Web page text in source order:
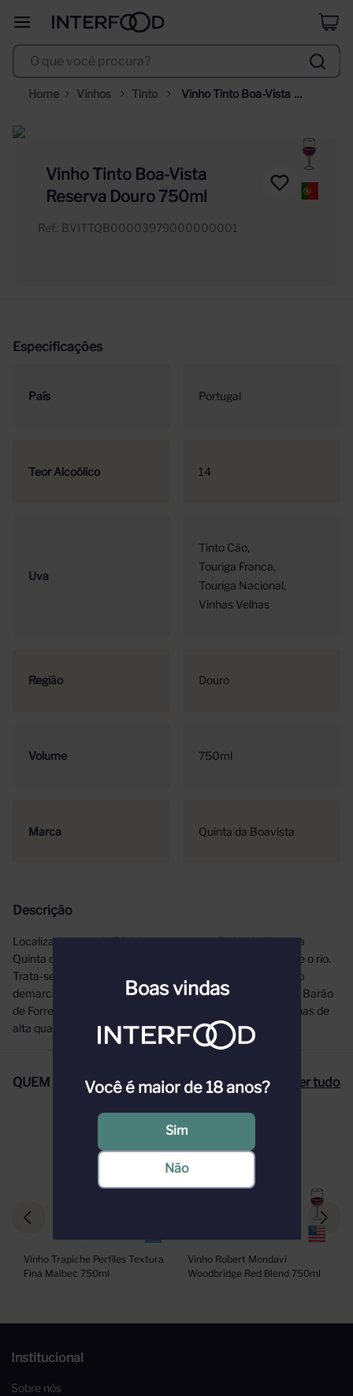
O que você procura?
Vinhos Tinto
Vinho Tinto Boa-Vista
Vinho Tinto Boa-Vista
Reserva Douro 750ml
Ref. : BVITTQB00003979000000001
Especificações
País Portugal
Teor Alcoólico 14
Uva
Tinto Cão
Touriga Franca
Touriga Nacional
Vinhas Velhas
Região Douro
Volume 750ml
Marca Quinta da Boavista
Descrição
Localizada perto do Pinhão, na margem direita do Douro, a
Quinta da Boavista é dona de uma vista espetacular sobre o rio.
Trata-se de uma das propriedades mais icónicas da região
demarcada do Douro, não só pela sua ligação histórica ao Barão
de Forrester, mas também pelos seus 36 hectares de vinhas de
alta qualidade .
QUEM COMPROU, COMPROU TAMBÉM Ver tudo
Vinho Trapiche Perfiles Textura
Fina Malbec 750ml
Vinho Robert Mondavi
Woodbridge Red Blend 750ml
Institucional
Sobre nós
Boas vindas
Você é maior de 18 anos?
Sim
Não
º duff
corpus astral
10ºsanta helena